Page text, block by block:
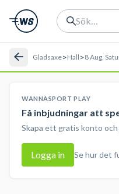
Gladsaxe>Hall >8 Aug,
WANNASPORT PLAY
Få inbjudningar att
Skapa ett gratis konto och
Logga in Se hur det